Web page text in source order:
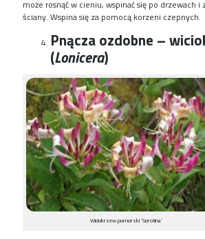
może rosnąćw cieniu, wspinać się po drzewach i
ściany. Wspina się za pomocą korzeni czepnych.
Pnącza ozdobne –
(Lonicera)
Wiciokrzew pomorski ’Serotina’